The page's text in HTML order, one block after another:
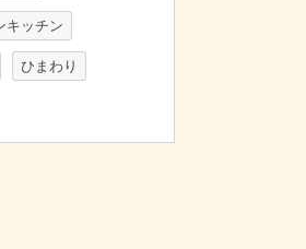
キッチン
ひまわり